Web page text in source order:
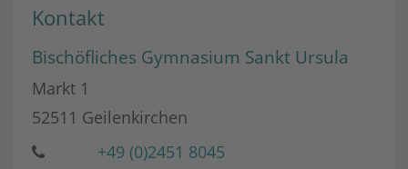
Kontakt
Bischöfliches Gymnasium Sankt Ursula
Markt 1
52511 Geilenkirchen
+49 (0)2451 8045